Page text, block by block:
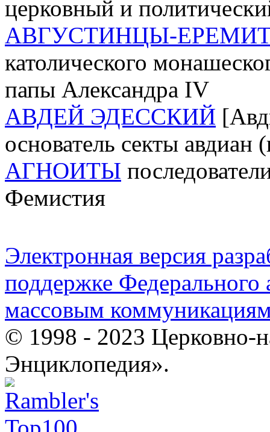
церковный и
АВГУСТИНЦЫ-
католического
папы Александра IV
АВДЕЙ ЭДЕССКИЙ
основатель секты
АГНОИТЫ
Фемистия
Электронная версия
поддержке Федерального
массовым
© 1998 - 2023 Церковно-
Энциклопедия».